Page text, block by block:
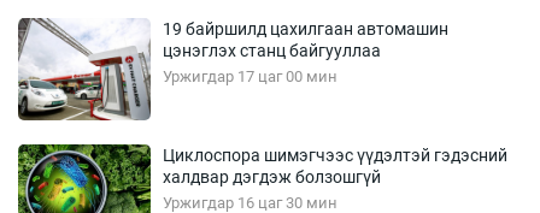
19 байршилд цахилгаан автомашин
цэнэглэх станц байгууллаа
Уржигдар 17 цаг 00 мин
Циклоспора шимэгчээс үүдэлтэй гэдэсний
халдвар дэгдэж болзошгүй
Уржигдар 16 цаг 30 мин